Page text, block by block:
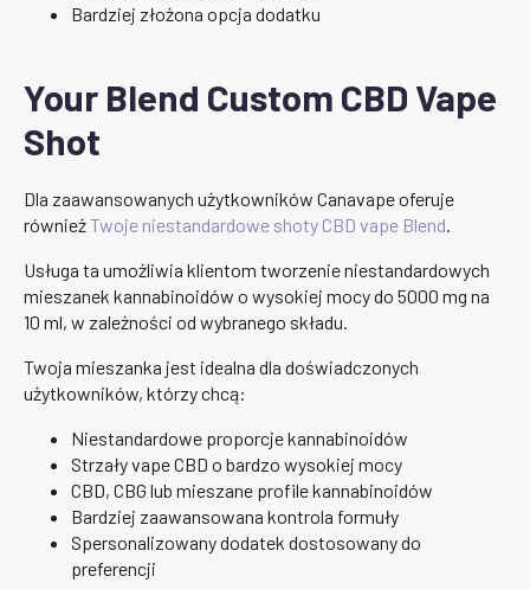
Bardziej złożona opcja dodatku
Your Blend Custom CBD Vape
Shot
Dla zaawansowanych użytkowników Canavape oferuje
równieżTwoje niestandardowe shoty CBD vape Blend
Usługa ta umożliwia klientom tworzenie niestandardowych
mieszanek kannabinoidów o wysokiej mocy do 5000 mg na
10 ml, w zależności od wybranego składu.
Twoja mieszanka jest idealna dla doświadczonych
użytkowników, którzy chcą:
Niestandardowe proporcje kannabinoidów
Strzały vape CBD o bardzo wysokiej mocy
CBD, CBG lub mieszane profile kannabinoidów
Bardziej zaawansowana kontrola formuły
Spersonalizowany dodatek dostosowany do
preferencji